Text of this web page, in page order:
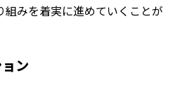
みを着実に進めていくことが
ン